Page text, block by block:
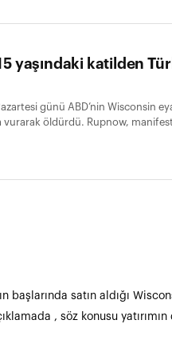
yaşındaki katilden
günü ABD’nin Wisconsin
öldürdü. Rupnow,
başlarında satın aldığı
, söz konusu